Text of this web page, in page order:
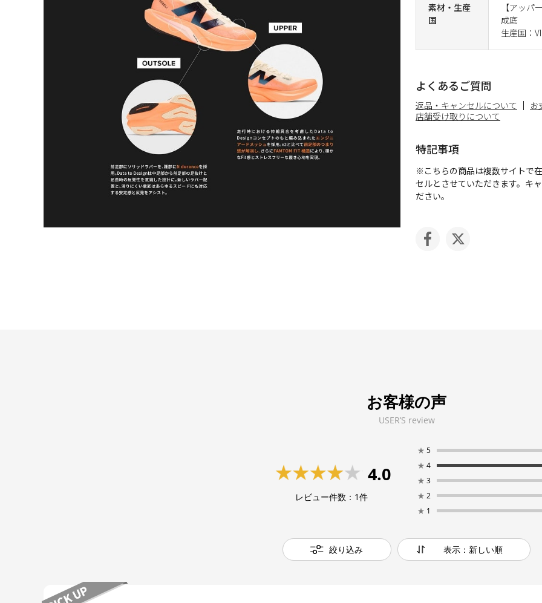
素材・生産
国
【アッ
成底
生産国：
よくあるご質問
返品・キャンセルについて お
店舗受け取りについて
特記事項
※こちらの商品は複数サイトで
セルとさせていただきます。キ
ださい。
お客様の声
USER’S review
4.0
レビュー件数： 1件
★ 5
★ 4
★ 3
★ 2
★ 1
絞り込み 表示：新しい順